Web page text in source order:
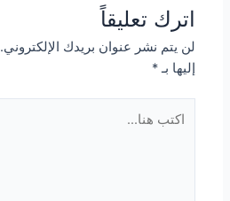
اترك تعليقاً
لن يتم نشر عنوان بريدك الإلكتروني.
إليها بـ*
هنا...